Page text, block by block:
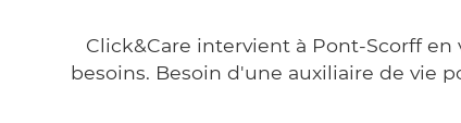
Click&Care intervient à Pont-Scorff
besoins. Besoin d'une auxiliaire de vie